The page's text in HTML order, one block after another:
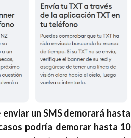
enviar un SMS demorará hasta
podría demorar hasta 10